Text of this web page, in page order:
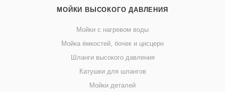
МОЙКИ ВЫСОКОГО ДАВЛЕНИЯ
Мойки с нагревом воды
Мойка ёмкостей, бочек и цисцерн
Шланги высокого давления
Катушки для шлангов
Мойки деталей